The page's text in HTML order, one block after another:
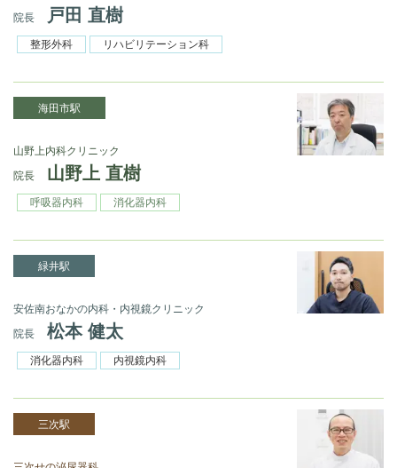
院長
戸田 直樹
整形外科 リハビリテーション科
海田市駅
山野上内科クリニック
院長
山野上 直樹
呼吸器内科 消化器内科
緑井駅
安佐南おなかの内科・内視鏡クリニック
院長
松本 健太
消化器内科 内視鏡内科
三次駅